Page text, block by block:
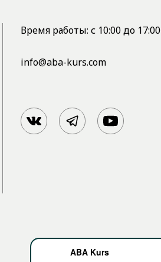
ABA Kurs
Время работы: с 10:00 до 17:00
info@aba-kurs.com